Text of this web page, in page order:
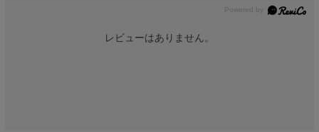
レビューはありません。